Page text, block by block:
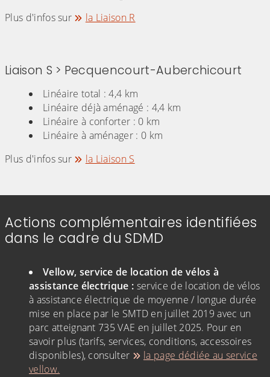
Plus d'infos sur
la Liaison R
Liaison S > Pecquencourt-Auberchicourt
Linéaire total : 4,4 km
Linéaire déjà aménagé : 4,4 km
Linéaire à conforter : 0 km
Linéaire à aménager : 0 km
Plus d'infos sur
la Liaison S
Actions complémentaires identifiées
dans le cadre du SDMD
Vellow, service de location de vélos à
assistance électrique : service de location de vélos
à assistance électrique de moyenne / longue durée
mise en place par le SMTD en juillet 2019 avec un
parc atteignant 735 VAE en juillet 2025. Pour en
savoir plus (tarifs, services, conditions, accessoires
disponibles), consulter
la page dédiée au service
vellow.